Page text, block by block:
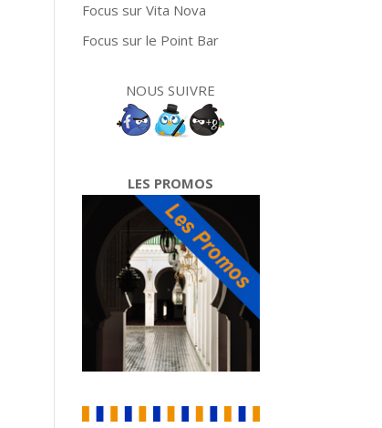
Focus sur Vita Nova
Focus sur le Point Bar
NOUS SUIVRE
LES PROMOS